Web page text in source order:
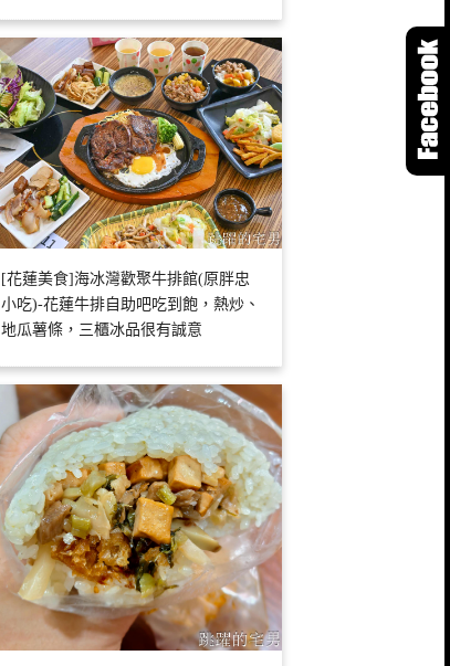
[花蓮美食]海冰灣歡聚牛排館(原胖忠
小吃)-花蓮牛排自助吧吃到飽，熱炒、
地瓜薯條，三櫃冰品很有誠意